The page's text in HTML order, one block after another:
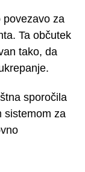
povezavo za
Ta občutek
tako, da
sporočila
sistemom za